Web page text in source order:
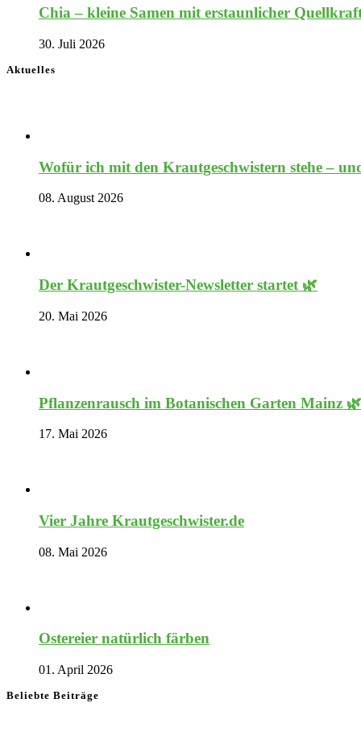
Chia – kleine Samen mit erstaunlicher
30. Juli 2026
Aktuelles
Wofür ich mit den Krautgeschwistern stehe –
08. August 2026
Der Krautgeschwister-Newsletter startet 🌿
20. Mai 2026
Pflanzenrausch im Botanischen Garten Mainz 🌿
17. Mai 2026
Vier Jahre Krautgeschwister.de
08. Mai 2026
Ostereier natürlich färben
01. April 2026
Beliebte Beiträge